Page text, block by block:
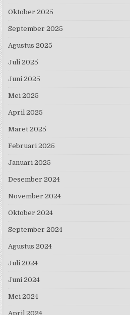
Oktober 2025
September 2025
Agustus 2025
Juli 2025
Juni 2025
Mei 2025
April 2025
Maret 2025
Februari 2025
Januari 2025
Desember 2024
November 2024
Oktober 2024
September 2024
Agustus 2024
Juli 2024
Juni 2024
Mei 2024
April 2024